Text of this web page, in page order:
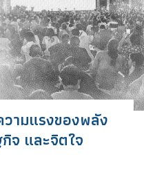
ามแรงของพลัง
จ และจิตใจ